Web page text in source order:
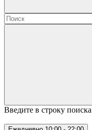
Введите в строку